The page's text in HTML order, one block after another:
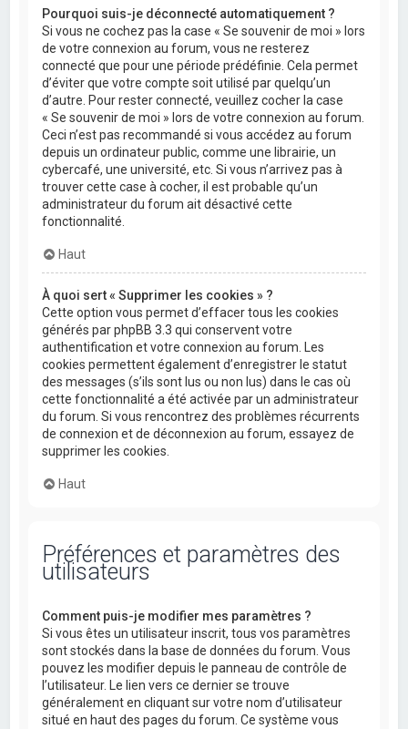
Pourquoi suis-je déconnecté automatiquement ?
Si vous ne cochez pas la case « Se souvenir de moi » lors
de votre connexion au forum, vous ne resterez
connecté que pour une période prédéfinie. Cela permet
d’éviter que votre compte soit utilisé par quelqu’un
d’autre. Pour rester connecté, veuillez cocher la case
« Se souvenir de moi » lors de votre connexion au forum.
Ceci n’est pas recommandé si vous accédez au forum
depuis un ordinateur public, comme une librairie, un
cybercafé, une université, etc. Si vous n’arrivez pas à
trouver cette case à cocher, il est probable qu’un
administrateur du forum ait désactivé cette
fonctionnalité.
Haut
À quoi sert « Supprimer les cookies » ?
Cette option vous permet d’effacer tous les cookies
générés par phpBB 3.3 qui conservent votre
authentification et votre connexion au forum. Les
cookies permettent également d’enregistrer le statut
des messages (s’ils sont lus ou non lus) dans le cas où
cette fonctionnalité a été activée par un administrateur
du forum. Si vous rencontrez des problèmes récurrents
de connexion et de déconnexion au forum, essayez de
supprimer les cookies.
Haut
Préférences et paramètres des
utilisateurs
Comment puis-je modifier mes paramètres ?
Si vous êtes un utilisateur inscrit, tous vos paramètres
sont stockés dans la base de données du forum. Vous
pouvez les modifier depuis le panneau de contrôle de
l’utilisateur. Le lien vers ce dernier se trouve
généralement en cliquant sur votre nom d’utilisateur
situé en haut des pages du forum. Ce système vous